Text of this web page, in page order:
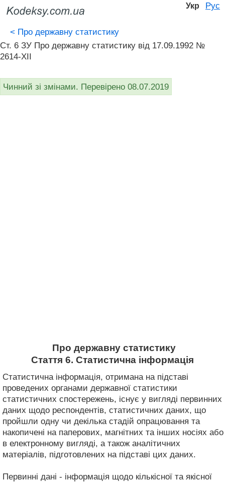
Укр Рус
< Про державну статистику
Ст. 6 ЗУ Про державну статистику від 17.09.1992 №
2614-XII
Чинний зі змінами. Перевірено 08.07.2019
Про державну статистику
Стаття 6. Статистична інформація
Статистична інформація, отримана на підставі
проведених органами державної статистики
статистичних спостережень, існує у вигляді первинних
даних щодо респондентів, статистичних даних, що
пройшли одну чи декілька стадій опрацювання та
накопичені на паперових, магнітних та інших носіях або
в електронному вигляді, а також аналітичних
матеріалів, підготовлених на підставі цих даних.
Первинні дані - інформація щодо кількісної та якісної